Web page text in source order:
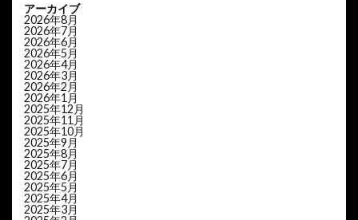
アーカイブ
2026年8月
2026年7月
2026年6月
2026年5月
2026年4月
2026年3月
2026年2月
2026年1月
2025年12月
2025年11月
2025年10月
2025年9月
2025年8月
2025年7月
2025年6月
2025年5月
2025年4月
2025年3月